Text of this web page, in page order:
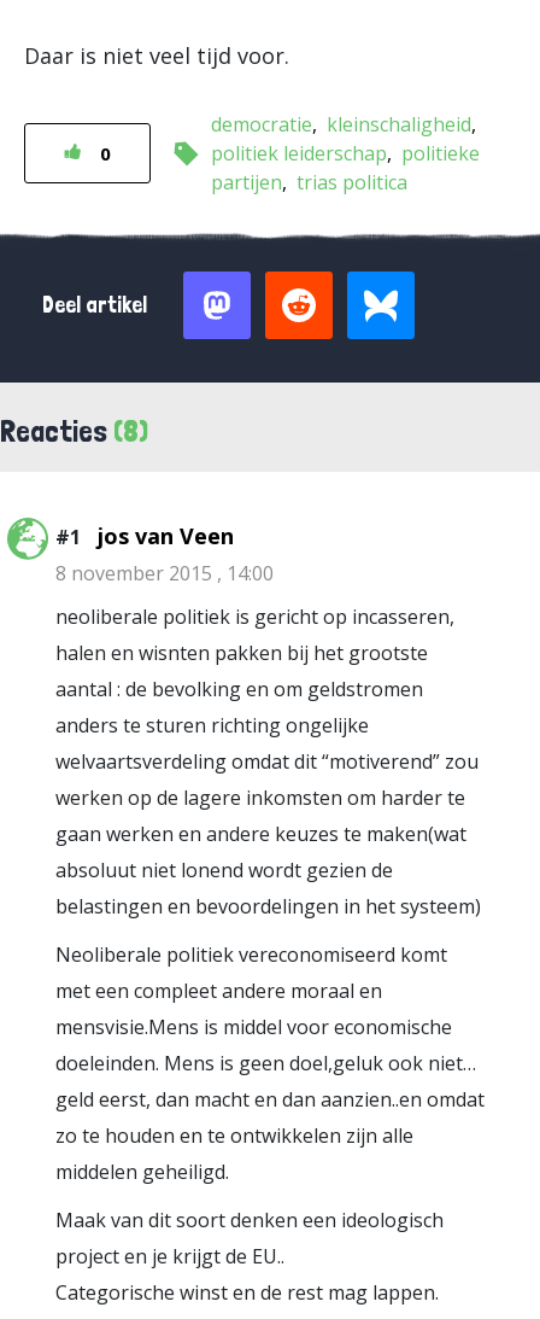
Daar is niet veel tijd voor.
0
democratie
kleinschaligheid
politiek leiderschap
politieke
partijen trias politica
Deel artikel
Reacties (8)
#1 jos van Veen
8 november 2015 , 14:00
neoliberale politiek is gericht op incasseren,
halen en wisnten pakken bij het grootste
aantal : de bevolking en om geldstromen
anders te sturen richting ongelijke
welvaartsverdeling omdat dit “motiverend” zou
werken op de lagere inkomsten om harder te
gaan werken en andere keuzes te maken(wat
absoluut niet lonend wordt gezien de
belastingen en bevoordelingen in het systeem)
Neoliberale politiek vereconomiseerd komt
met een compleet andere moraal en
mensvisie.Mens is middel voor economische
doeleinden. Mens is geen doel,geluk ook niet…
geld eerst, dan macht en dan aanzien..en omdat
zo te houden en te ontwikkelen zijn alle
middelen geheiligd.
Maak van dit soort denken een ideologisch
project en je krijgt de EU..
Categorische winst en de rest mag lappen.